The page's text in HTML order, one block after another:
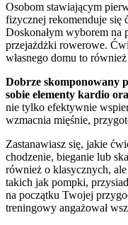
Osobom stawiającym
fizycznej rekomenduje się
Doskonałym wyborem na
przejażdżki rowerowe.
własnego domu to
Dobrze skomponowany
sobie elementy kardio
nie tylko efektywnie
wzmacnia mięśnie,
Zastanawiasz się, jakie
chodzenie, bieganie lub
również o klasycznych,
takich jak pompki,
na początku Twojej
treningowy angażował